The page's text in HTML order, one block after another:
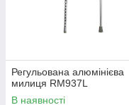
Регульована алюмінієва
милиця RM937L
В наявності